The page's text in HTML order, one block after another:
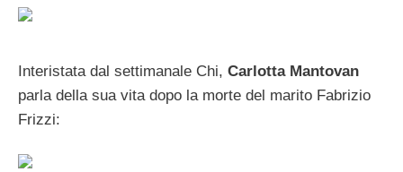
Interistata dal settimanale Chi, Carlotta Mantovan
parla della sua vita dopo la morte del marito Fabrizio
Frizzi: